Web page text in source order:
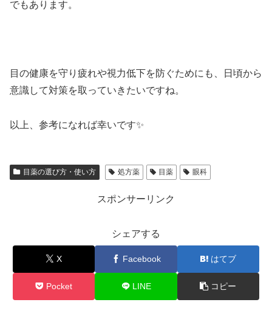
でもあります。
目の健康を守り疲れや視力低下を防ぐためにも、日頃から
意識して対策を取っていきたいですね。
以上、参考になれば幸いです✨
目薬の選び方・使い方 処方薬 目薬 眼科
スポンサーリンク
シェアする
X Facebook はてブ
Pocket LINE コピー